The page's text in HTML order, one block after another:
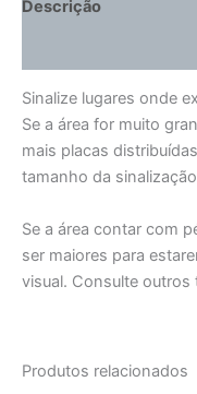
Descrição
Sinalize lugares onde
Se a área for muito
mais placas
tamanho da
Se a área contar com
ser maiores para
visual. Consulte outros
Produtos relacionados